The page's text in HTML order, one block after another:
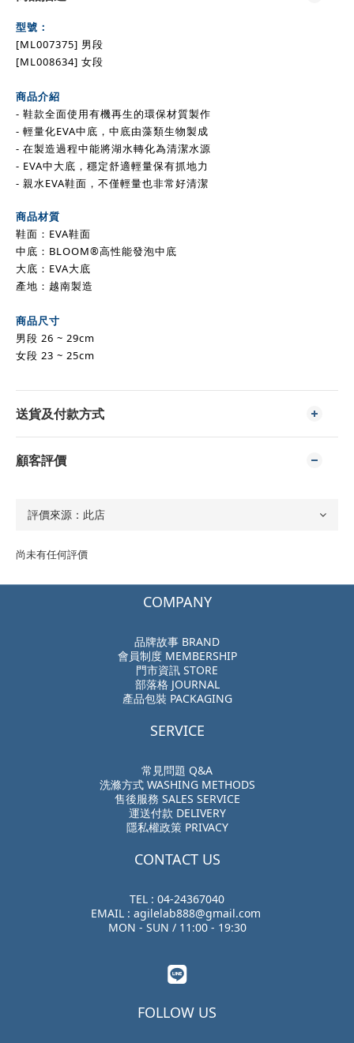
型號：
[ML007375] 男段
[ML008634] 女段
商品介紹
- 鞋款全面使用有機再生的環保材質製作
- 輕量化EVA中底，中底由藻類生物製成
- 在製造過程中能將湖水轉化為清潔水源
- EVA中大底，穩定舒適輕量保有抓地力
- 親水EVA鞋面，不僅輕量也非常好清潔
商品材質
鞋面：EVA鞋面
中底：BLOOM®高性能發泡中底
大底：EVA大底
產地：越南製造
商品尺寸
男段 26 ~ 29cm
女段 23 ~ 25cm
送貨及付款方式
顧客評價
尚未有任何評價
COMPANY
品牌故事 BRAND
會員制度 MEMBERSHIP
門市資訊 STORE
部落格 JOURNAL
產品包裝 PACKAGING
SERVICE
常見問題 Q&A
洗滌方式 WASHING METHODS
售後服務 SALES SERVICE
運送付款 DELIVERY
隱私權政策 PRIVACY
CONTACT US
TEL : 04-24367040
EMAIL : agilelab888@gmail.com
MON - SUN / 11:00 - 19:30
FOLLOW US